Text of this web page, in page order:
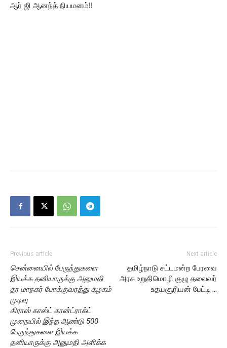
ஆர் ஜி ஆனந்த் நியமனம்!!
Previous article
சென்னையில் பேருந்துகளை
இயக்க தனியாருக்கு அனுமதி
தர மாநகர் போக்குவரத்து கழகம்
முடிவு
கிராஸ் காஸ்ட் கான்ட்ராக்ட்
முறையில் இந்த ஆண்டு 500
பேருந்துகளை இயக்க
தனியாருக்கு அனுமதி அளிக்க
Next article
தமிழ்நாடு சட்டமன்ற பேரவை
அரசு உறுதிமொழி குழு தலைவர்
உதயசூரியன் பேட்டி …